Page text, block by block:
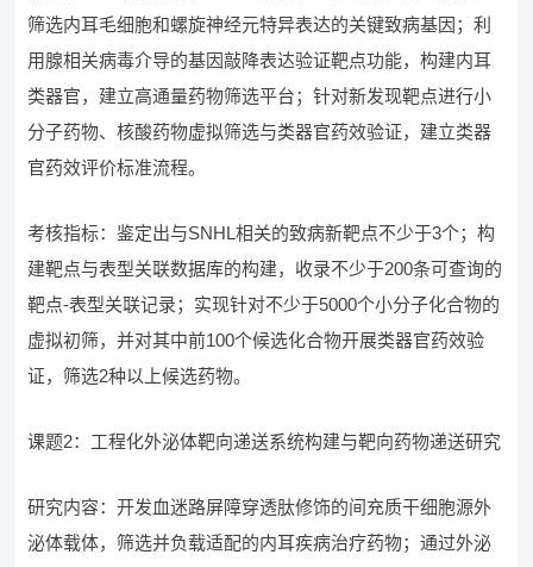
筛选内耳毛细胞和螺旋神经元特异表达的关键致病基因；利
用腺相关病毒介导的基因敲降表达验证靶点功能，构建内耳
类器官，建立高通量药物筛选平台；针对新发现靶点进行小
分子药物、核酸药物虚拟筛选与类器官药效验证，建立类器
官药效评价标准流程。
考核指标：鉴定出与SNHL相关的致病新靶点不少于3个；构
建靶点与表型关联数据库的构建，收录不少于200条可查询的
靶点-表型关联记录；实现针对不少于5000个小分子化合物的
虚拟初筛，并对其中前100个候选化合物开展类器官药效验
证，筛选2种以上候选药物。
课题2：工程化外泌体靶向递送系统构建与靶向药物递送研究
研究内容：开发血迷路屏障穿透肽修饰的间充质干细胞源外
泌体载体，筛选并负载适配的内耳疾病治疗药物；通过外泌